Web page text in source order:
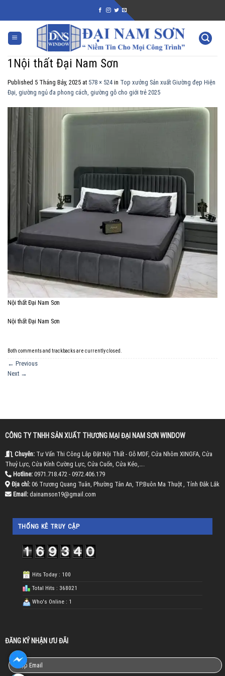
1Nội thất Đại Nam Sơn
Published 5 Tháng Bảy, 2025 at 578 × 524 in Top xưởng Sản xuất Giường đẹp Hiện
Đại, giường ngủ đa phong cách, giường gỗ cho giới trẻ 2025
Nội thất Đại Nam Sơn
Nội thất Đại Nam Sơn
Both comments and trackbacks are currently closed.
← Previous
Next →
CÔNG TY TNHH SẢN XUẤT THƯƠNG MẠI ĐẠI NAM SƠN WINDOW
Chuyên:Tư Vấn Thi Công Lắp Đặt Nội Thất - Gỗ MDF, Cửa Nhôm XINGFA, Cửa
Thuỷ Lực, Cửa Kính Cường Lực, Cửa Cuốn, Cửa Kéo,….
Hotline:0971.718.472 - 0972.406.179
Địa chỉ:06 Trương Quang Tuân, Phường Tân An, TP.Buôn Ma Thuột , Tỉnh Đắk Lắk
Email:dainamson19@gmail.com
THỐNG KÊ TRUY CẬP
Hits Today : 100
Total Hits : 368021
Who's Online : 1
ĐĂNG KÝ NHẬN ƯU ĐÃI